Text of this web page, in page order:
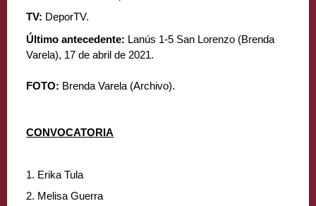
TV: DeporTV.
Último antecedente: Lanús 1-5 San Lorenzo (Brenda
Varela), 17 de abril de 2021.
FOTO: Brenda Varela (Archivo).
CONVOCATORIA
1. Erika Tula
2. Melisa Guerra